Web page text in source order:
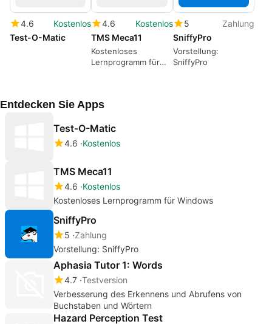
4.6
Kostenlos
Test-O-Matic
4.6
Kostenlos
TMS Meca11
Kostenloses
Lernprogramm für
5
Zahlung
SniffyPro
Vorstellung:
SniffyPro
Entdecken Sie Apps
Test-O-Matic
4.6 Kostenlos
TMS Meca11
4.6 Kostenlos
Kostenloses Lernprogramm für Windows
SniffyPro
5 Zahlung
Vorstellung: SniffyPro
Aphasia Tutor 1: Words
4.7 Testversion
Verbesserung des Erkennens und Abrufens von
Buchstaben und Wörtern
Hazard Perception Test